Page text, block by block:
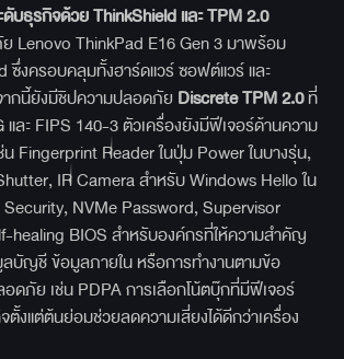
บธุรกิจด้วย ThinkShield และ TPM 2.0
Lenovo ThinkPad E16 Gen 3 มาพร้อม
ซึ่งครอบคลุมทั้งฮาร์ดแวร์ ซอฟต์แวร์ และ
กนี้ยังมีชิปความปลอดภัย Discrete TPM 2.0ที่
ละ FIPS 140-3 ตัวเครื่องยังมีฟีเจอร์ด้านความ
Fingerprint Reader ในปุ่ม Power ในบางรุ่น,
IR Camera สำหรับ Windows Hello ใน
NVMe Password, Supervisor
healing BIOS สำหรับองค์กรที่ให้ความสำคัญ
บัญชี ข้อมูลภายใน หรือการทำงานตามข้อ
ดภัย เช่น PDPA การเลือกโน้ตบุ๊กที่มีฟีเจอร์
งแต่ต้นย่อมช่วยลดความเสี่ยงได้ดีกว่าเครื่อง